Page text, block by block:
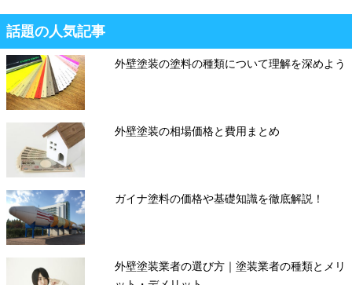
話題の人気記事
外壁塗装の塗料の種類について理解を深めよう
外壁塗装の相場価格と費用まとめ
ガイナ塗料の価格や基礎知識を徹底解説！
外壁塗装業者の選び方｜塗装業者の種類とメリ